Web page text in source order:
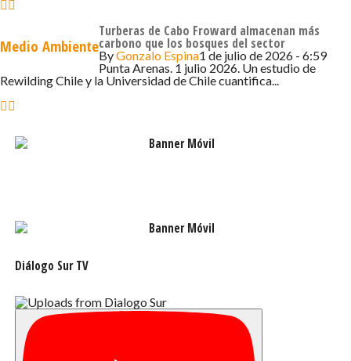
lesiones atribuibles a terceros, sin embargo,
dejaremos todos los registros a disposición de
fiscalía para que pueda determinar las próximas
acciones», agregó la autoridad regional de
inspecciones que realiza la empresa para la
2023 para ser relocalizada.
Medio Ambiente
Turberas de Cabo Froward almacenan más
carbono que los bosques del sector
ByGonzalo Espina1 de julio de 2026 - 6:59
Punta Arenas. 1 julio 2026. Un estudio de
Rewilding Chile y la Universidad de Chile cuantifica...
Diálogo Sur TV